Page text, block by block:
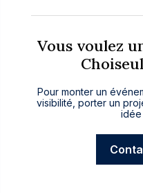
Vous voulez
Pour monter un
visibilité, porter un